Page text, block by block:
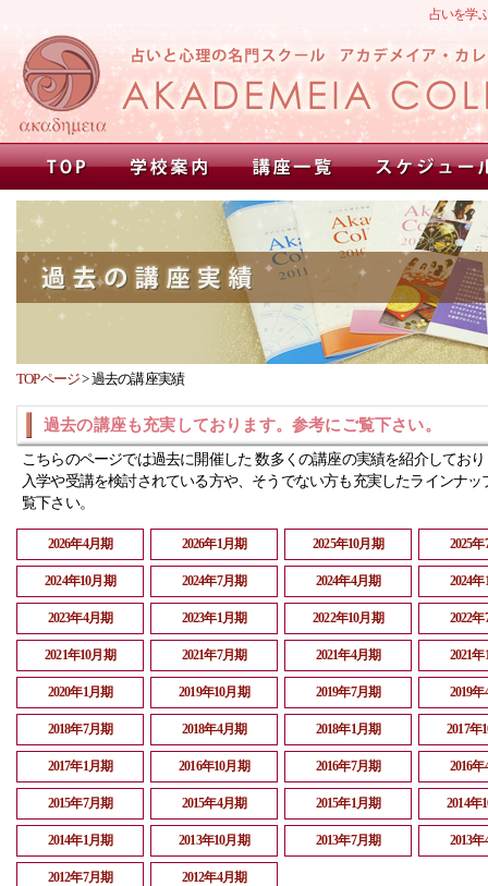
占いを学
TOPページ>過去の講座実績
過去の講座も充実しております。参考にご覧下さい。
こちらのページでは過去に開催した 数多くの講座の実績を紹介してお
入学や受講を検討されている方や、そうでない方も充実したラインナッ
覧下さい。
2026年4月期 2026年1月期 2025年10月期 2025
2024年10月期 2024年7月期 2024年4月期 2024
2023年4月期 2023年1月期 2022年10月期 2022
2021年10月期 2021年7月期 2021年4月期 2021
2020年1月期 2019年10月期 2019年7月期 2019
2018年7月期 2018年4月期 2018年1月期 2017年
2017年1月期 2016年10月期 2016年7月期 2016
2015年7月期 2015年4月期 2015年1月期 2014年
2014年1月期 2013年10月期 2013年7月期 2013
2012年7月期 2012年4月期